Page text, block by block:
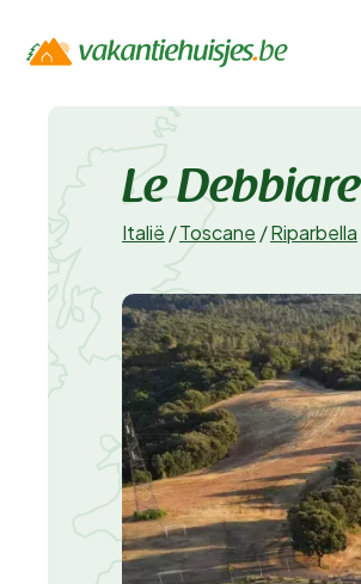
Le Debbiare
Italië /Toscane /Riparbella